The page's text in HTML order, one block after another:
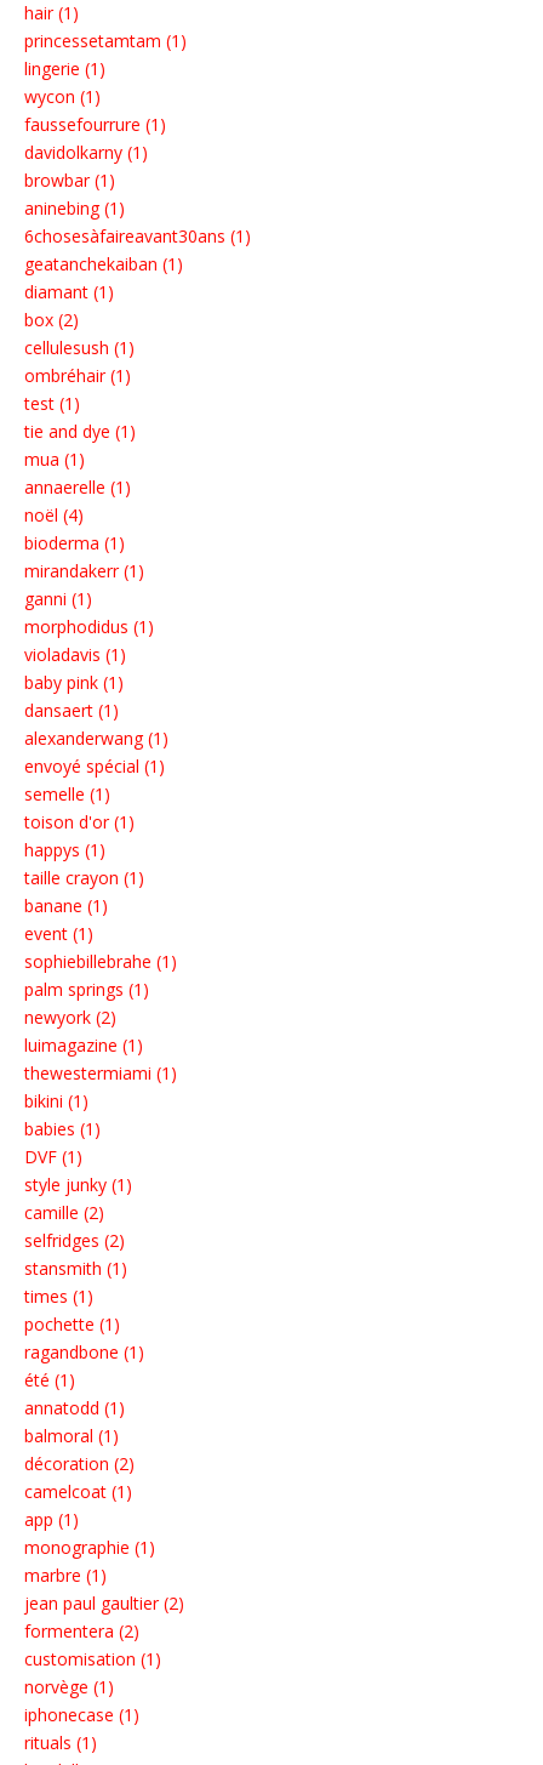
hair (1)
princessetamtam (1)
lingerie (1)
wycon (1)
faussefourrure (1)
davidolkarny (1)
browbar (1)
aninebing (1)
6chosesàfaireavant30ans (1)
geatanchekaiban (1)
diamant (1)
box (2)
cellulesush (1)
ombréhair (1)
test (1)
tie and dye (1)
mua (1)
annaerelle (1)
noël (4)
bioderma (1)
mirandakerr (1)
ganni (1)
morphodidus (1)
violadavis (1)
baby pink (1)
dansaert (1)
alexanderwang (1)
envoyé spécial (1)
semelle (1)
toison d'or (1)
happys (1)
taille crayon (1)
banane (1)
event (1)
sophiebillebrahe (1)
palm springs (1)
newyork (2)
luimagazine (1)
thewestermiami (1)
bikini (1)
babies (1)
DVF (1)
style junky (1)
camille (2)
selfridges (2)
stansmith (1)
times (1)
pochette (1)
ragandbone (1)
été (1)
annatodd (1)
balmoral (1)
décoration (2)
camelcoat (1)
app (1)
monographie (1)
marbre (1)
jean paul gaultier (2)
formentera (2)
customisation (1)
norvège (1)
iphonecase (1)
rituals (1)